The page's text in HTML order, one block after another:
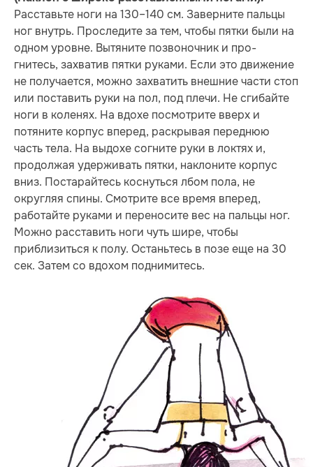
Расставьте ноги на 130–140 см. Заверните пальцы
ног внутрь. Проследите за тем, чтобы пятки были на
одном уровне. Вытяните позвоночник и про­-
гнитесь, захватив пятки руками. Если это движение
не получается, можно захватить внеш­ние части стоп
или поставить руки на пол, под плечи. Не сгибайте
ноги в коленях. На вдохе посмотрите вверх и
потяните корпус вперед, раскрывая переднюю
часть тела. На выдохе согните руки в локтях и,
продолжая удерживать пятки, наклоните корпус
вниз. Постарайтесь коснуться лбом пола, не
округляя спины. Смотрите все время вперед,
работайте руками и переносите вес на пальцы ног.
Можно расставить ноги чуть шире, чтобы
приблизиться к полу. Останьтесь в позе еще на 30
сек. Затем со вдохом поднимитесь.